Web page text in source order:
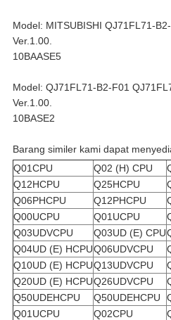
Model: MITSUBISHI QJ71FL71-
Ver.1.00.
10BAASE5
Model: QJ71FL71-B2-F01
Ver.1.00.
10BASE2
Barang similer kami dapat
Q01CPU
Q02 (H) CPU
Q12HCPU
Q25HCPU
Q06PHCPU
Q12PHCPU
Q00UCPU
Q01UCPU
Q03UDVCPU
Q03UD (E) CPU
Q04UD (E) HCPUQ06UDVCPU
Q10UD (E) HCPUQ13UDVCPU
Q20UD (E) HCPUQ26UDVCPU
Q50UDEHCPU
Q50UDEHCPU
Q01UCPU
Q02CPU